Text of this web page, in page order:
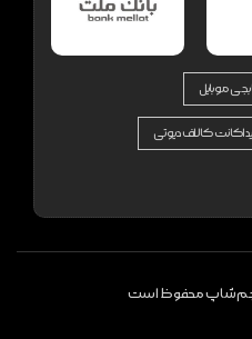
موبایل
اکانت کالاف دیوتی
جم شاپ محفوظ است